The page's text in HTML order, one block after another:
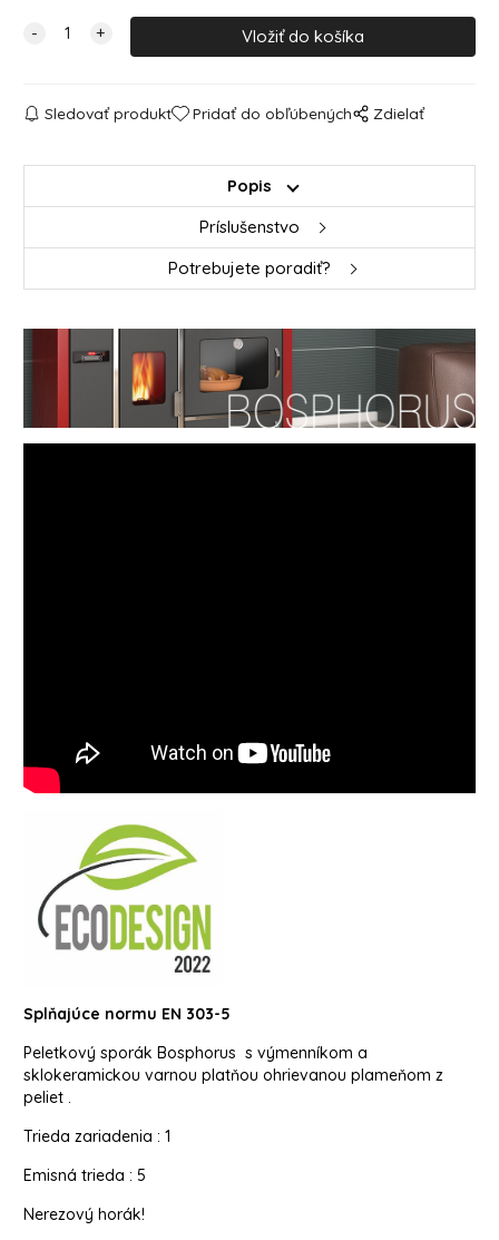
Sledovať produkt Pridať do obľúbených Zdielať
Popis
Príslušenstvo
Potrebujete poradiť?
Splňajúce normu EN 303-5
Peletkový sporák Bosphorus s výmenníkom a
sklokeramickou varnou platňou ohrievanou plameňom z
peliet .
Trieda zariadenia : 1
Emisná trieda : 5
Nerezový horák!